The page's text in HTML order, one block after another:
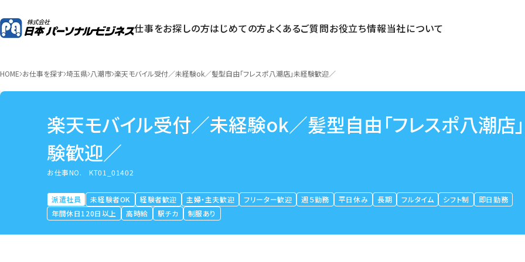
仕事をお探しの方はじめての方よくあるご質問お役立ち情報当社について
HOME お仕事を探す 埼玉県 八潮市 楽天モバイル受付／未経験ok／髪型自由「フレスポ八潮店」未経験歓迎／
楽天モバイル受付／未経験ok／髪型自由「フレスポ八潮店
験歓迎／
お仕事NO.KT01_01402
派遣社員 未経験者OK 経験者歓迎 主婦・主夫歓迎 フリーター歓迎 週５勤務 平日休み 長期 フルタイム シフト制
即日勤務
年間休日120日以上
高時給 駅チカ 制服あり